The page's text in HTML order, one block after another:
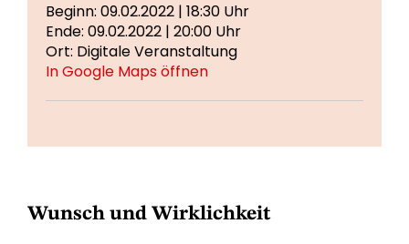
Beginn: 09.02.2022 | 18:30 Uhr
Ende: 09.02.2022 | 20:00 Uhr
Ort: Digitale Veranstaltung
In Google Maps öffnen
Wunsch und Wirklichkeit